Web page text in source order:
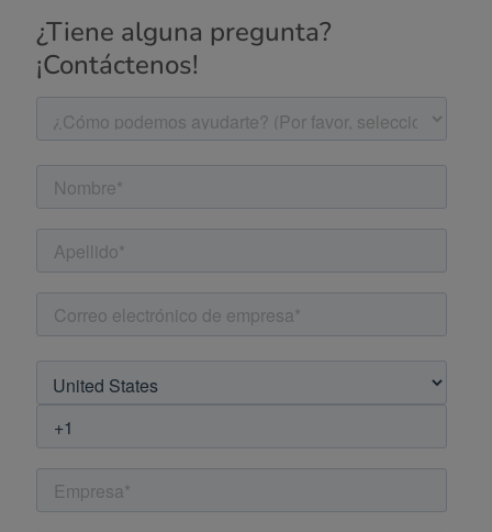
¿Tiene alguna pregunta?
¡Contáctenos!